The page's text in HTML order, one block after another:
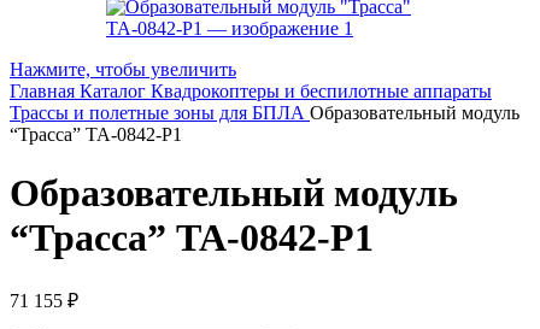
Нажмите, чтобы увеличить
Главная Каталог Квадрокоптеры и беспилотные аппараты
Трассы и полетные зоны для БПЛА Образовательный модуль
“Трасса” TA-0842-P1
Образовательный модуль
“Трасса” TA-0842-P1
71 155 ₽